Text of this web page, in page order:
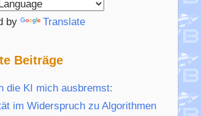
by Translate
Beiträge
die KI mich ausbremst:
im Widerspruch zu Algorithmen